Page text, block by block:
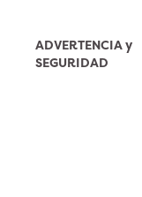
ADVERTENCIA y
SEGURIDAD